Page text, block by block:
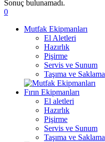
Sonuç bulunamadı.
0
Mutfak Ekipmanları
El Aletleri
Hazırlık
Pişirme
Servis ve Sunum
Taşıma ve Saklama
Fırın Ekipmanları
El aletleri
Hazırlık
Pişirme
Servis ve Sunum
Taşıma ve Saklama